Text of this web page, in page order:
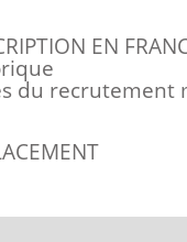
EN
du recrutement